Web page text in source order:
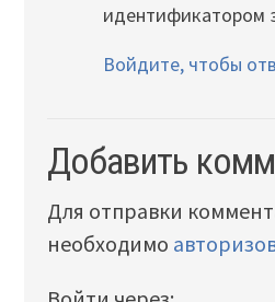
идентификатором
Войдите, чтобы
Добавить
Для отправки
необходимо